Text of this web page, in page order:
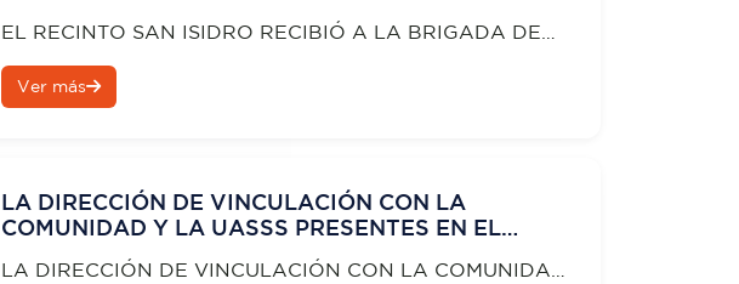
EL RECINTO SAN ISIDRO RECIBIÓ A LA BRIGADA DE
Ver más
LA DIRECCIÓN DE VINCULACIÓN CON LA
COMUNIDAD Y LA UASSS PRESENTES EN EL
LA DIRECCIÓN DE VINCULACIÓN CON LA COMUNIDAD